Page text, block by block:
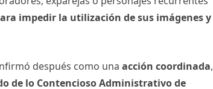
impedir la utilización de sus imágenes y
después como una acción coordinada,
de lo Contencioso Administrativo de